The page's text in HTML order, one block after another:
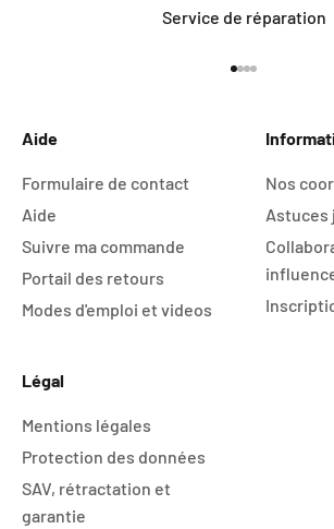
Service de réparation
Aide
Formulaire de contact
Aide
Suivre ma commande
Portail des retours
Modes d'emploi et videos
Nos
Astuces
Légal
Mentions légales
Protection des données
SAV, rétractation et
garantie